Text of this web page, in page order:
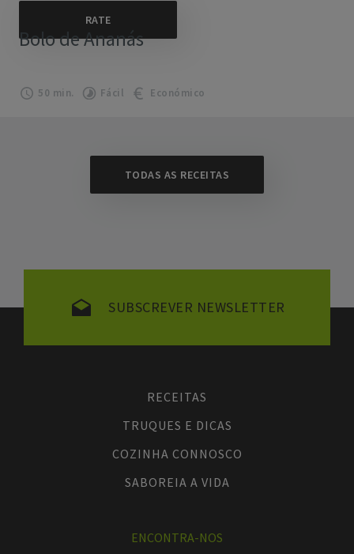
Bolo de Ananás
50 min. Fácil Económico
TODAS AS RECEITAS
SUBSCREVER NEWSLETTER
RECEITAS
TRUQUES E DICAS
COZINHA CONNOSCO
SABOREIA A VIDA
ENCONTRA-NOS